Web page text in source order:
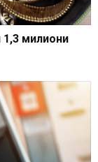
милиони